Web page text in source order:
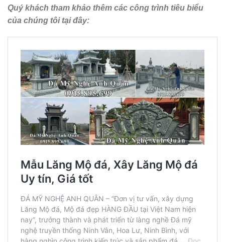
Quý khách tham khảo thêm các công trình tiêu biểu
của chúng tôi tại đây: